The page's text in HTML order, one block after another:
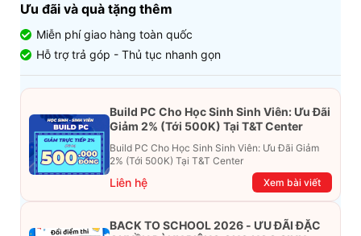
Ưu đãi và quà tặng thêm
Miễn phí giao hàng toàn quốc
Hỗ trợ trả góp - Thủ tục nhanh gọn
Build PC Cho Học Sinh Sinh Viên: Ưu Đãi
Giảm 2% (Tới 500K) Tại T&T Center
Build PC Cho Học Sinh Sinh Viên: Ưu Đãi Giảm
2% (Tới 500K) Tại T&T Center
Liên hệ Xem bài viết
BACK TO SCHOOL 2026 - ƯU ĐÃI ĐẶC